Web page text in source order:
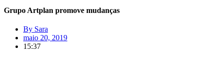
Grupo Artplan promove mudanças
By Sara
maio 20, 2019
15:37